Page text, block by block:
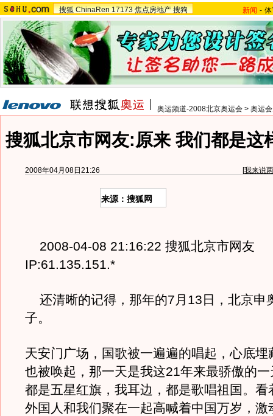
搜狐 ChinaRen 17173 焦点房地产 搜狗 新闻 -
奥运频道-2008北京奥运会 > 奥运
搜狐北京市网友:原来 我们都是这
2008年04月08日21:26 [我来说
来源：搜狐网
2008-04-08 21:16:22 搜狐北京市网友
IP:61.135.151.*
还清晰的记得，那年的7月13日，北京申
子。
天安门广场，国歌被一遍遍的唱起，心底埋
也被唤起，那一天是我这21年来最骄傲的
都是五星红旗，我耳边，都是歌唱祖国。看
外国人和我们聚在一起高喊着中国万岁，激